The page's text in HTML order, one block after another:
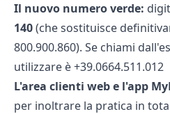
Il nuovo numero verde:
140(che sostituisce
800.900.860). Se chiami
utilizzare è +39.0664.511.012
L'area clienti web e l'app
per inoltrare la pratica in